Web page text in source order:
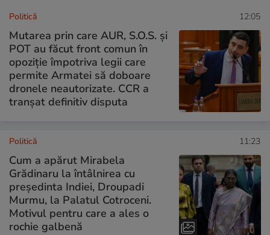
Politică 12:05
Mutarea prin care AUR, S.O.S. și
POT au făcut front comun în
opoziție împotriva legii care
permite Armatei să doboare
dronele neautorizate. CCR a
tranșat definitiv disputa
Politică 11:23
Cum a apărut Mirabela
Grădinaru la întâlnirea cu
președinta Indiei, Droupadi
Murmu, la Palatul Cotroceni.
Motivul pentru care a ales o
rochie galbenă